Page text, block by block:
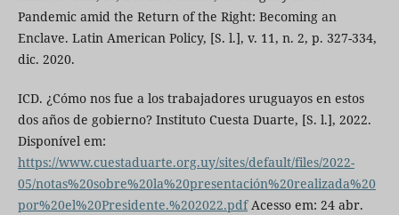
Pandemic amid the Return of the Right: Becoming an
Enclave. Latin American Policy, [S. l.], v. 11, n. 2, p. 327-334,
dic. 2020.
ICD. ¿Cómo nos fue a los trabajadores uruguayos en estos
dos años de gobierno? Instituto Cuesta Duarte, [S. l.], 2022.
Disponível em:
https://www.cuestaduarte.org.uy/sites/default/files/2022-
05/notas%20sobre%20la%20presentación%20realizada%20
por%20el%20Presidente.%202022.pdfAcesso em: 24 abr.